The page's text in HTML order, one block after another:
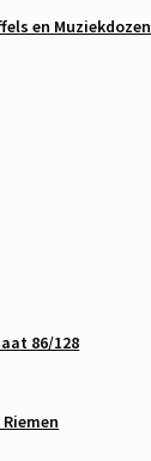
en Muziekdozen
86/128